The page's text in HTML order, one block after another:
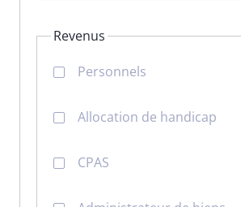
Revenus
Personnels
Allocation de handicap
CPAS